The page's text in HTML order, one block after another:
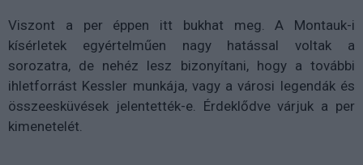
Viszont a per éppen itt bukhat meg. A Montauk-i
kísérletek egyértelműen nagy hatással voltak a
sorozatra, de nehéz lesz bizonyítani, hogy a további
ihletforrást Kessler munkája, vagy a városi legendák és
összeesküvések jelentették-e. Érdeklődve várjuk a per
kimenetelét.